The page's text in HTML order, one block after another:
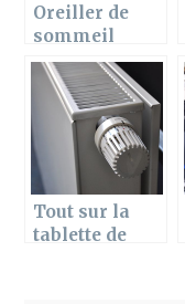
Oreiller de
sommeil
doux: que
choisir en
fonction des
positions ?
Tout sur la
tablette de